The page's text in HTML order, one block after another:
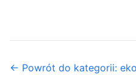
← Powrót do kategorii: eko